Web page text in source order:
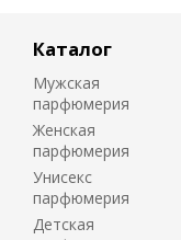
Каталог
Мужская
парфюмерия
Женская
парфюмерия
Унисекс
парфюмерия
Детская